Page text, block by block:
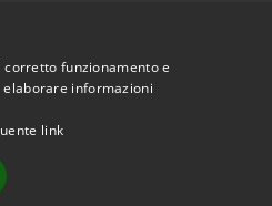
funzionamento e
elaborare informazioni
link